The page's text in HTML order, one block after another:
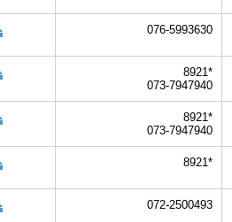
076-5993630‎
*8921
073-7947940
*8921
073-7947940
*8921
072-2500493